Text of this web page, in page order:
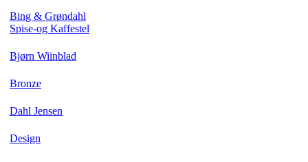
Bing & Grøndahl
Spise-og Kaffestel
Bjørn Wiinblad
Bronze
Dahl Jensen
Design